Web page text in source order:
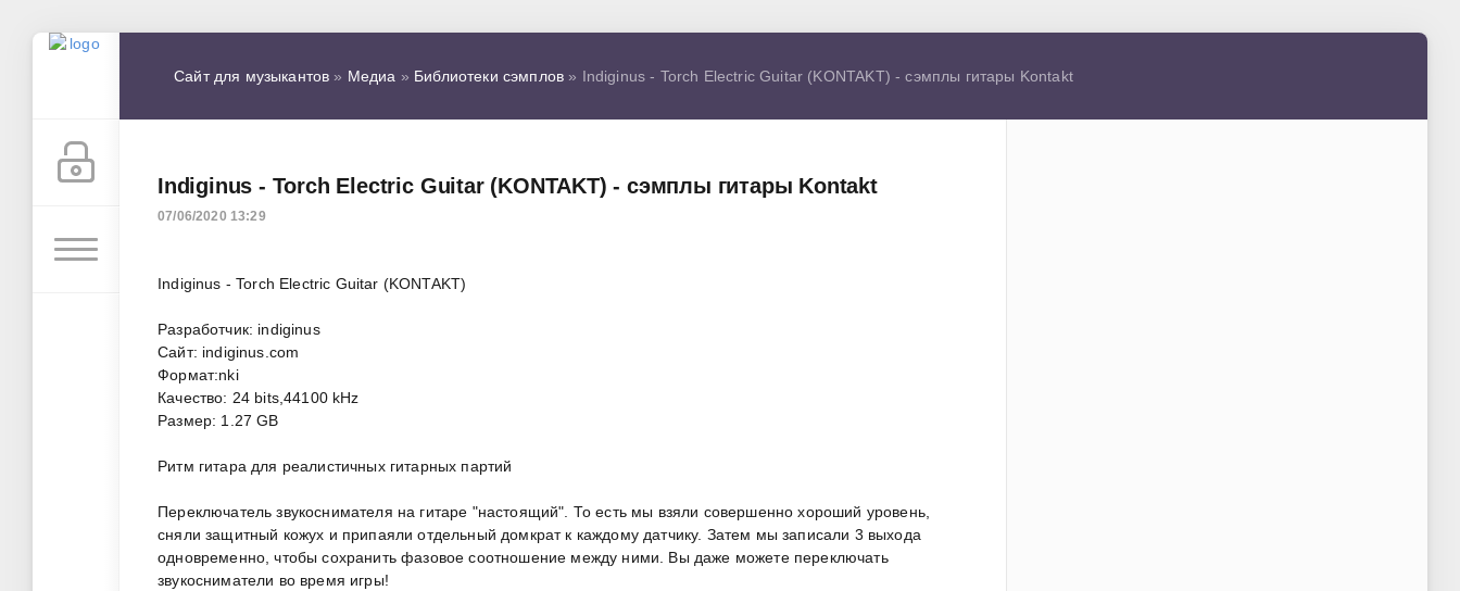
Сайт для музыкантов » Медиа » Библиотеки сэмплов » Indiginus - Torch Electric Guitar (KONTAKT) - сэмплы гитары Kontakt
Indiginus - Torch Electric Guitar (KONTAKT) - сэмплы гитары Kontakt
07/06/2020 13:29
Indiginus - Torch Electric Guitar (KONTAKT)
Разработчик: indiginus
Сайт: indiginus.com
Формат:nki
Качество: 24 bits,44100 kHz
Размер: 1.27 GB
Ритм гитара для реалистичных гитарных партий
Переключатель звукоснимателя на гитаре "настоящий". То есть мы взяли совершенно хороший уровень,
сняли защитный кожух и припаяли отдельный домкрат к каждому датчику. Затем мы записали 3 выхода
одновременно, чтобы сохранить фазовое соотношение между ними. Вы даже можете переключать
звукосниматели во время игры!